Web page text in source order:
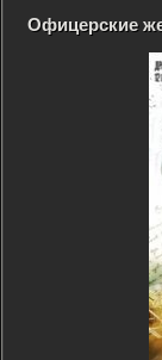
Офицерские